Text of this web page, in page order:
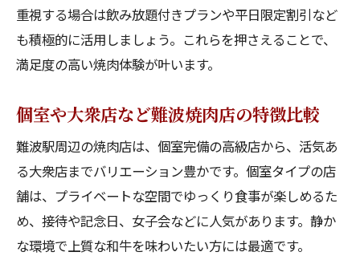
重視する場合は飲み放題付きプランや平日限定割引など
も積極的に活用しましょう。これらを押さえることで、
満足度の高い焼肉体験が叶います。
個室や大衆店など難波焼肉店の特徴比較
難波駅周辺の焼肉店は、個室完備の高級店から、活気あ
る大衆店までバリエーション豊かです。個室タイプの店
舗は、プライベートな空間でゆっくり食事が楽しめるた
め、接待や記念日、女子会などに人気があります。静か
な環境で上質な和牛を味わいたい方には最適です。